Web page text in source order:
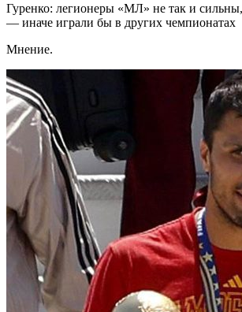
Гуренко: легионеры «МЛ» не так и
— иначе играли бы в других чемпионатах
Мнение.